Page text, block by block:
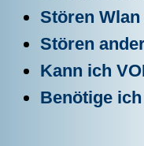
Stören
Stören
Kann ich
Benötige